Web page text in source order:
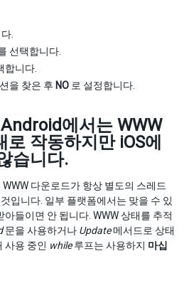
.
선택합니다.
합니다.
을 찾은 후 NO 로 설정합니다.
에서는 WWW
로 작동하지만 iOS에
습니다.
다운로드가 항상 별도의 스레드
입니다. 일부 플랫폼에서는 맞을 수 있
들이면 안 됩니다. WWW 상태를 추적
문을 사용하거나 Update메서드로 상태
사용 중인 while루프는 사용하지 마십